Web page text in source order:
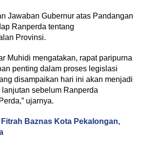
Jawaban Gubernur atas Pandangan
Ranperda tentang
Provinsi.
Muhidi mengatakan, rapat paripurna
penting dalam proses legislasi
disampaikan hari ini akan menjadi
sebelum Ranperda
ujarnya.
Baznas Kota Pekalongan,